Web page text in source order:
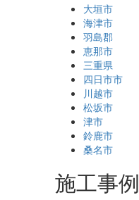
大垣市
海津市
羽島郡
恵那市
三重県
四日市市
川越市
松坂市
津市
鈴鹿市
桑名市
施工事例